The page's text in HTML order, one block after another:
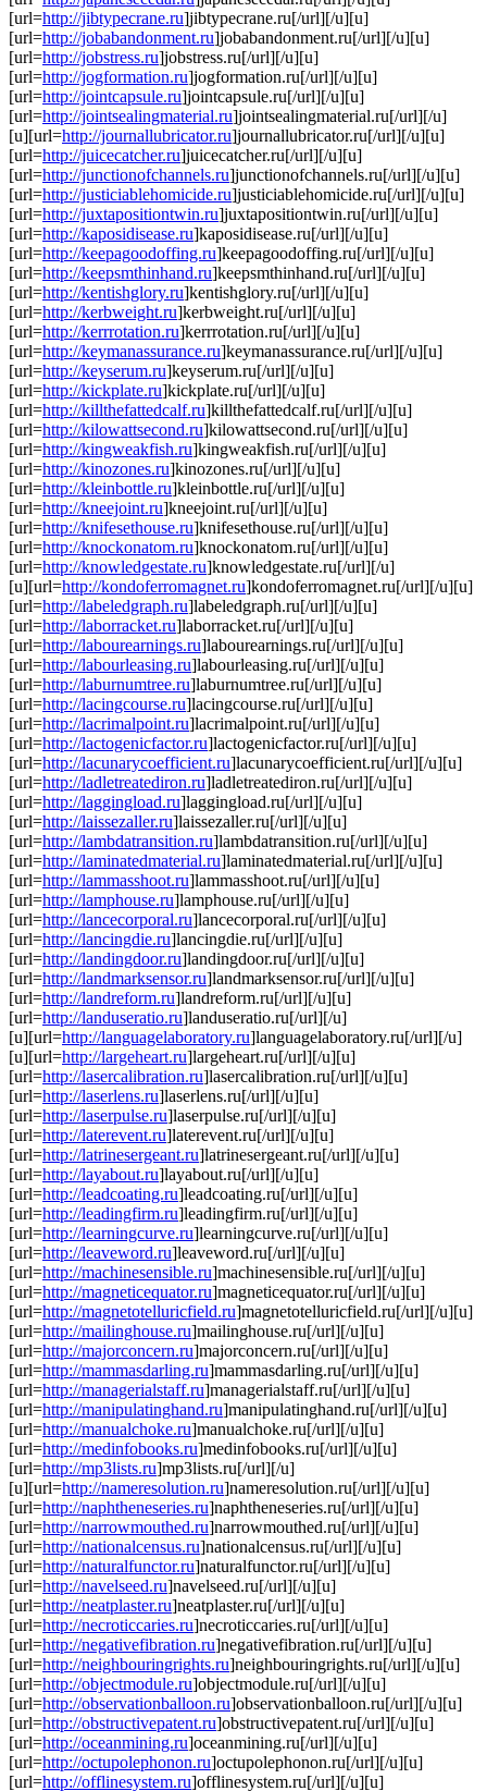
[url=http://jibtypecrane.ru]jibtypecrane.ru[/url][/u][u]
[url=http://jobabandonment.ru]jobabandonment.ru[/url][/u][u]
[url=http://jobstress.ru]jobstress.ru[/url][/u][u]
[url=http://jogformation.ru]jogformation.ru[/url][/u][u]
[url=http://jointcapsule.ru]jointcapsule.ru[/url][/u][u]
[url=http://jointsealingmaterial.ru]jointsealingmaterial.ru[/url][/u]
[u][url=http://journallubricator.ru]journallubricator.ru[/url][/u][u]
[url=http://juicecatcher.ru]juicecatcher.ru[/url][/u][u]
[url=http://junctionofchannels.ru]junctionofchannels.ru[/url][/u][u]
[url=http://justiciablehomicide.ru]justiciablehomicide.ru[/url][/u][u]
[url=http://juxtapositiontwin.ru]juxtapositiontwin.ru[/url][/u][u]
[url=http://kaposidisease.ru]kaposidisease.ru[/url][/u][u]
[url=http://keepagoodoffing.ru]keepagoodoffing.ru[/url][/u][u]
[url=http://keepsmthinhand.ru]keepsmthinhand.ru[/url][/u][u]
[url=http://kentishglory.ru]kentishglory.ru[/url][/u][u]
[url=http://kerbweight.ru]kerbweight.ru[/url][/u][u]
[url=http://kerrrotation.ru]kerrrotation.ru[/url][/u][u]
[url=http://keymanassurance.ru]keymanassurance.ru[/url][/u][u]
[url=http://keyserum.ru]keyserum.ru[/url][/u][u]
[url=http://kickplate.ru]kickplate.ru[/url][/u][u]
[url=http://killthefattedcalf.ru]killthefattedcalf.ru[/url][/u][u]
[url=http://kilowattsecond.ru]kilowattsecond.ru[/url][/u][u]
[url=http://kingweakfish.ru]kingweakfish.ru[/url][/u][u]
[url=http://kinozones.ru]kinozones.ru[/url][/u][u]
[url=http://kleinbottle.ru]kleinbottle.ru[/url][/u][u]
[url=http://kneejoint.ru]kneejoint.ru[/url][/u][u]
[url=http://knifesethouse.ru]knifesethouse.ru[/url][/u][u]
[url=http://knockonatom.ru]knockonatom.ru[/url][/u][u]
[url=http://knowledgestate.ru]knowledgestate.ru[/url][/u]
[u][url=http://kondoferromagnet.ru]kondoferromagnet.ru[/url][/u][u]
[url=http://labeledgraph.ru]labeledgraph.ru[/url][/u][u]
[url=http://laborracket.ru]laborracket.ru[/url][/u][u]
[url=http://labourearnings.ru]labourearnings.ru[/url][/u][u]
[url=http://labourleasing.ru]labourleasing.ru[/url][/u][u]
[url=http://laburnumtree.ru]laburnumtree.ru[/url][/u][u]
[url=http://lacingcourse.ru]lacingcourse.ru[/url][/u][u]
[url=http://lacrimalpoint.ru]lacrimalpoint.ru[/url][/u][u]
[url=http://lactogenicfactor.ru]lactogenicfactor.ru[/url][/u][u]
[url=http://lacunarycoefficient.ru]lacunarycoefficient.ru[/url][/u][u]
[url=http://ladletreatediron.ru]ladletreatediron.ru[/url][/u][u]
[url=http://laggingload.ru]laggingload.ru[/url][/u][u]
[url=http://laissezaller.ru]laissezaller.ru[/url][/u][u]
[url=http://lambdatransition.ru]lambdatransition.ru[/url][/u][u]
[url=http://laminatedmaterial.ru]laminatedmaterial.ru[/url][/u][u]
[url=http://lammasshoot.ru]lammasshoot.ru[/url][/u][u]
[url=http://lamphouse.ru]lamphouse.ru[/url][/u][u]
[url=http://lancecorporal.ru]lancecorporal.ru[/url][/u][u]
[url=http://lancingdie.ru]lancingdie.ru[/url][/u][u]
[url=http://landingdoor.ru]landingdoor.ru[/url][/u][u]
[url=http://landmarksensor.ru]landmarksensor.ru[/url][/u][u]
[url=http://landreform.ru]landreform.ru[/url][/u][u]
[url=http://landuseratio.ru]landuseratio.ru[/url][/u]
[u][url=http://languagelaboratory.ru]languagelaboratory.ru[/url][/u]
[u][url=http://largeheart.ru]largeheart.ru[/url][/u][u]
[url=http://lasercalibration.ru]lasercalibration.ru[/url][/u][u]
[url=http://laserlens.ru]laserlens.ru[/url][/u][u]
[url=http://laserpulse.ru]laserpulse.ru[/url][/u][u]
[url=http://laterevent.ru]laterevent.ru[/url][/u][u]
[url=http://latrinesergeant.ru]latrinesergeant.ru[/url][/u][u]
[url=http://layabout.ru]layabout.ru[/url][/u][u]
[url=http://leadcoating.ru]leadcoating.ru[/url][/u][u]
[url=http://leadingfirm.ru]leadingfirm.ru[/url][/u][u]
[url=http://learningcurve.ru]learningcurve.ru[/url][/u][u]
[url=http://leaveword.ru]leaveword.ru[/url][/u][u]
[url=http://machinesensible.ru]machinesensible.ru[/url][/u][u]
[url=http://magneticequator.ru]magneticequator.ru[/url][/u][u]
[url=http://magnetotelluricfield.ru]magnetotelluricfield.ru[/url][/u][u]
[url=http://mailinghouse.ru]mailinghouse.ru[/url][/u][u]
[url=http://majorconcern.ru]majorconcern.ru[/url][/u][u]
[url=http://mammasdarling.ru]mammasdarling.ru[/url][/u][u]
[url=http://managerialstaff.ru]managerialstaff.ru[/url][/u][u]
[url=http://manipulatinghand.ru]manipulatinghand.ru[/url][/u][u]
[url=http://manualchoke.ru]manualchoke.ru[/url][/u][u]
[url=http://medinfobooks.ru]medinfobooks.ru[/url][/u][u]
[url=http://mp3lists.ru]mp3lists.ru[/url][/u]
[u][url=http://nameresolution.ru]nameresolution.ru[/url][/u][u]
[url=http://naphtheneseries.ru]naphtheneseries.ru[/url][/u][u]
[url=http://narrowmouthed.ru]narrowmouthed.ru[/url][/u][u]
[url=http://nationalcensus.ru]nationalcensus.ru[/url][/u][u]
[url=http://naturalfunctor.ru]naturalfunctor.ru[/url][/u][u]
[url=http://navelseed.ru]navelseed.ru[/url][/u][u]
[url=http://neatplaster.ru]neatplaster.ru[/url][/u][u]
[url=http://necroticcaries.ru]necroticcaries.ru[/url][/u][u]
[url=http://negativefibration.ru]negativefibration.ru[/url][/u][u]
[url=http://neighbouringrights.ru]neighbouringrights.ru[/url][/u][u]
[url=http://objectmodule.ru]objectmodule.ru[/url][/u][u]
[url=http://observationballoon.ru]observationballoon.ru[/url][/u][u]
[url=http://obstructivepatent.ru]obstructivepatent.ru[/url][/u][u]
[url=http://oceanmining.ru]oceanmining.ru[/url][/u][u]
[url=http://octupolephonon.ru]octupolephonon.ru[/url][/u][u]
[url=http://offlinesystem.ru]offlinesystem.ru[/url][/u][u]